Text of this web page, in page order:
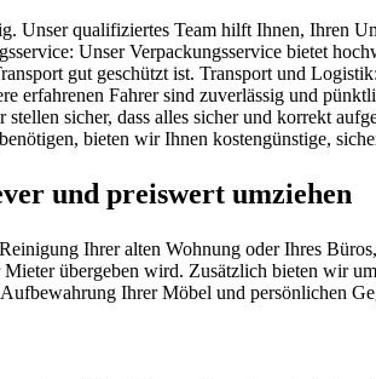
Unser qualifiziertes Team hilft Ihnen, Ihren
Unser Verpackungsservice bietet
gut geschützt ist. Transport und
erfahrenen Fahrer sind zuverlässig und
sicher, dass alles sicher und korrekt
bieten wir Ihnen kostengünstige,
und preiswert umziehen
Ihrer alten Wohnung oder Ihres
übergeben wird. Zusätzlich bieten wir
Ihrer Möbel und persönlichen